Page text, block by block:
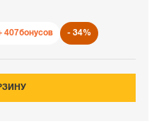
407бонусов 34%